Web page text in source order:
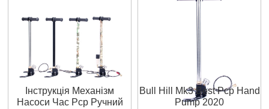
Інструкція Механізм
Насоси Час Pcp Ручний
Bull Hill Mk3 Best Pcp Hand
Pump 2020